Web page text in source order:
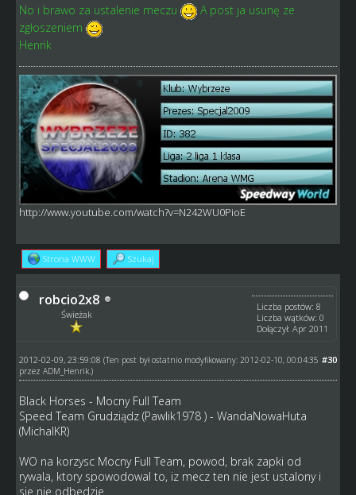
No i brawo za ustalenie meczu
A post ja usunę ze
zgłoszeniem
Henrik
http://www.youtube.com/watch?v=N242WU0PioE
Strona WWW Szukaj
robcio2x8
Świeżak
Liczba postów: 8
Liczba wątków: 0
Dołączył: Apr 2011
#30
2012-02-09, 23:59:08 (Ten post był ostatnio modyfikowany: 2012-02-10, 00:04:35
przez ADM_Henrik.)
Black Horses - Mocny Full Team
Speed Team Grudziądz (Pawlik1978 ) - WandaNowaHuta
(MichalKR)
WO na korzysc Mocny Full Team, powod, brak zapki od
rywala, ktory spowodowal to, iz mecz ten nie jest ustalony i
sie nie odbedzie.